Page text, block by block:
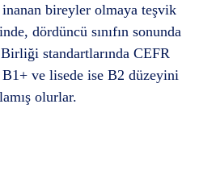
bireyler olmaya teşvik
dördüncü sınıfın sonunda
standartlarında CEFR
ve lisede ise B2 düzeyini
olurlar.